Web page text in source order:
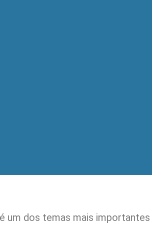
um dos temas mais importantes